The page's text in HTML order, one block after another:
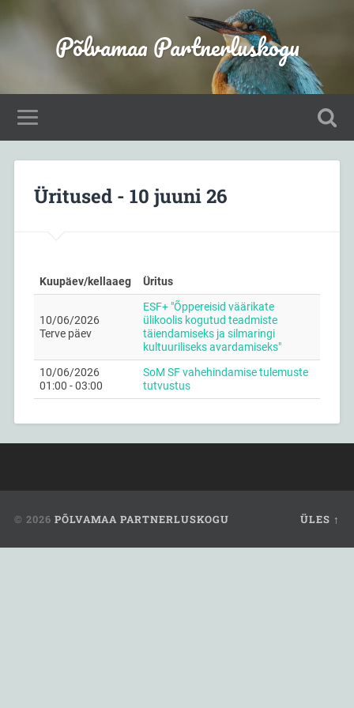
Põlvamaa Partnerluskogu
Üritused - 10 juuni 26
Kuupäev/kellaaeg Üritus
10/06/2026
Terve päev
ESF+ "Õppereisid väärikate
ülikoolis kogutud teadmiste
täiendamiseks ja silmaringi
kultuuriliseks avardamiseks"
10/06/2026
01:00 - 03:00
SoM SF vahehindamise tulemuste
tutvustus
© 2026 PÕLVAMAA PARTNERLUSKOGU ÜLES ↑